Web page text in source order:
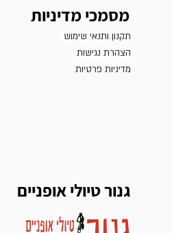
מסמכי מדיניות
תקנון ותנאי שימוש
הצהרת נגישות
מדיניות פרטיות
גנור טיולי אופניים